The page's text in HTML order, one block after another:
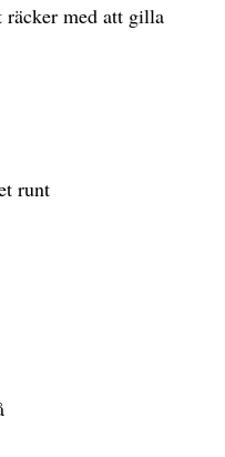
räcker med att gilla
runt